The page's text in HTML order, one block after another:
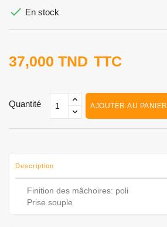
 En stock
37,000 TND TTC
Quantité AJOUTER AU PANIER
Description
Finition des mâchoires: poli
Prise souple